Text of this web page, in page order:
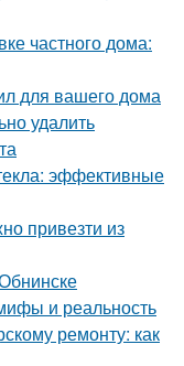
частного дома:
для вашего дома
удалить
эффективные
привезти из
и реальность
ремонту: как